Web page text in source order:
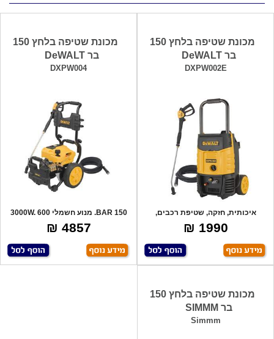
מכונת שטיפה בלחץ 150
בר DeWALT
DXPW002E
איכותית, חזקה, שטיפת רכבים,
מרפסות, דקים
1990 ₪
מכונת שטיפה בלחץ 150
בר DeWALT
DXPW004
150 BAR. מנוע חשמלי 3000W. 600
ליטר/שעה
4857 ₪
מכונת שטיפה בלחץ 150
בר SIMMM
Simmm